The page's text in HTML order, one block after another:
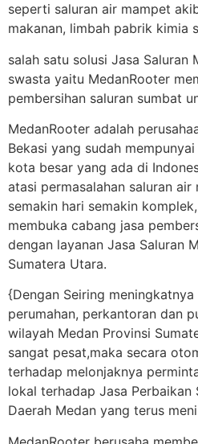
seperti saluran air mampet
makanan, limbah pabrik kimia
salah satu solusi Jasa Saluran
swasta yaitu MedanRooter
pembersihan saluran sumbat
MedanRooter adalah
Bekasi yang sudah
kota besar yang ada di
atasi permasalahan saluran
semakin hari semakin
membuka cabang jasa
dengan layanan Jasa Saluran
Sumatera Utara.
{Dengan Seiring
perumahan, perkantoran dan
wilayah Medan Provinsi
sangat pesat,maka secara
terhadap melonjaknya
lokal terhadap Jasa Perbaikan
Daerah Medan yang terus